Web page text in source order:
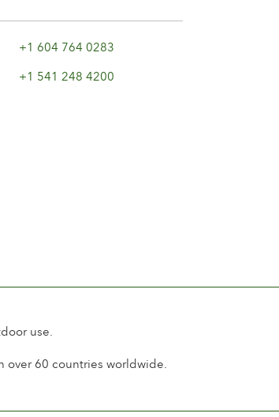
+1 604 764 0283
+1 541 248 4200
use.
over 60 countries worldwide.